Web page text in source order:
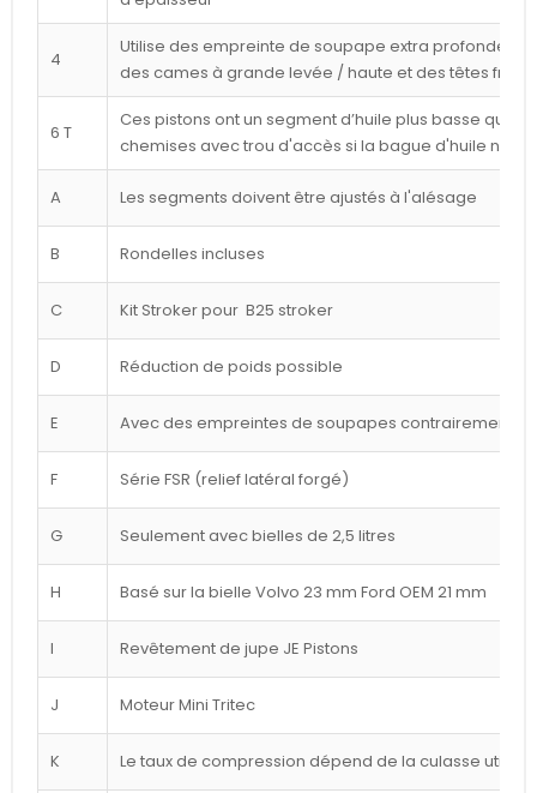
4
Utilise des empreinte de soupape extra profondes
des cames à grande levée / haute et des têtes
6 T
Ces pistons ont un segment d’huile plus basse que
chemises avec trou d'accès si la bague d'huile
A Les segments doivent être ajustés à l'alésage
B Rondelles incluses
C Kit Stroker pour B25 stroker
D Réduction de poids possible
E Avec des empreintes de soupapes contrairement à
F Série FSR (relief latéral forgé)
G Seulement avec bielles de 2,5 litres
H Basé sur la bielle Volvo 23 mm Ford OEM 21 mm
I Revêtement de jupe JE Pistons
J Moteur Mini Tritec
K Le taux de compression dépend de la culasse